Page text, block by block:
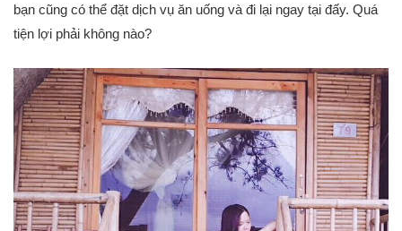
bạn cũng có thể đặt dịch vụ ăn uống và đi lại ngay tại đấy. Quá
tiện lợi phải không nào?